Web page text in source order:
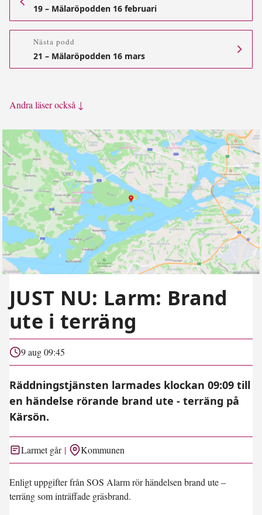
19 – Mälaröpodden 16 februari
Nästa podd
21 – Mälaröpodden 16 mars
Andra läser också ↓
JUST NU: Larm: Brand
ute i terräng
9 aug 09:45
Räddningstjänsten larmades klockan 09:09 till
en händelse rörande brand ute - terräng på
Kärsön.
Larmet går Kommunen
Enligt uppgifter från SOS Alarm rör händelsen brand ute –
terräng som inträffade gräsbrand.